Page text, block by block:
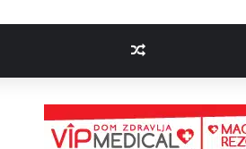
Random Article